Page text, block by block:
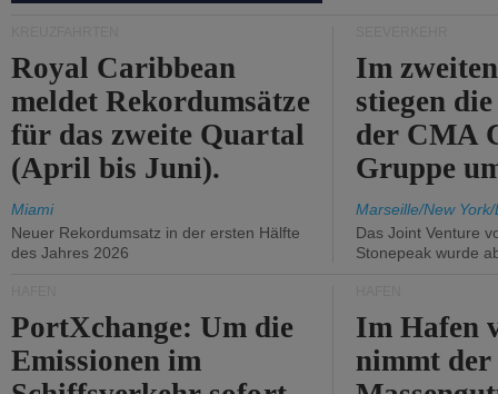
Royal Caribbean
meldet Rekordumsätze
für das zweite Quartal
(April bis Juni).
Miami
Neuer Rekordumsatz in der ersten Hälfte
des Jahres 2026
Im
stiegen
der CMA
Gruppe
Marseille/New
Das Joint Venture
Stonepeak wurde
PortXchange: Um die
Emissionen im
Im Hafen
nimmt der